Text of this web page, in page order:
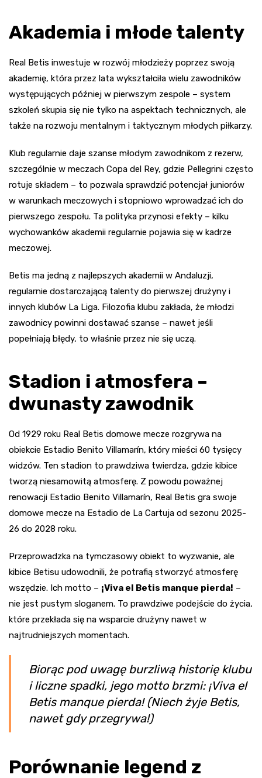
Akademia i młode talenty
Real Betis inwestuje w rozwój młodzieży poprzez swoją
akademię, która przez lata wykształciła wielu zawodników
występujących później w pierwszym zespole – system
szkoleń skupia się nie tylko na aspektach technicznych, ale
także na rozwoju mentalnym i taktycznym młodych piłkarzy.
Klub regularnie daje szanse młodym zawodnikom z rezerw,
szczególnie w meczach Copa del Rey, gdzie Pellegrini często
rotuje składem – to pozwala sprawdzić potencjał juniorów
w warunkach meczowych i stopniowo wprowadzać ich do
pierwszego zespołu. Ta polityka przynosi efekty – kilku
wychowanków akademii regularnie pojawia się w kadrze
meczowej.
Betis ma jedną z najlepszych akademii w Andaluzji,
regularnie dostarczającą talenty do pierwszej drużyny i
innych klubów La Liga. Filozofia klubu zakłada, że młodzi
zawodnicy powinni dostawać szanse – nawet jeśli
popełniają błędy, to właśnie przez nie się uczą.
Stadion i atmosfera –
dwunasty zawodnik
Od 1929 roku Real Betis domowe mecze rozgrywa na
obiekcie Estadio Benito Villamarín, który mieści 60 tysięcy
widzów. Ten stadion to prawdziwa twierdza, gdzie kibice
tworzą niesamowitą atmosferę. Z powodu poważnej
renowacji Estadio Benito Villamarín, Real Betis gra swoje
domowe mecze na Estadio de La Cartuja od sezonu 2025-
26 do 2028 roku.
Przeprowadzka na tymczasowy obiekt to wyzwanie, ale
kibice Betisu udowodnili, że potrafią stworzyć atmosferę
wszędzie. Ich motto – ¡Viva el Betis manque pierda! –
nie jest pustym sloganem. To prawdziwe podejście do życia,
które przekłada się na wsparcie drużyny nawet w
najtrudniejszych momentach.
Biorąc pod uwagę burzliwą historię klubu
i liczne spadki, jego motto brzmi: ¡Viva el
Betis manque pierda! (Niech żyje Betis,
nawet gdy przegrywa!)
Porównanie legend z